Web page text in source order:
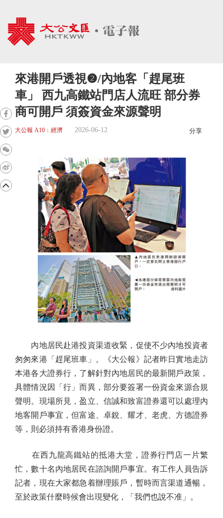
來港開戶透視❷/內地客「趕尾班
車」 西九高鐵站門店人流旺 部分券
商可開戶 須簽資金來源聲明
大公報 A10：經濟 2026-06-12 分享
內地居民赴港投資渠道收緊，促使不少內地投資者
匆匆來港「趕尾班車」。《大公報》記者昨日實地走訪
本港各大證券行，了解針對內地居民的最新開戶政策，
具體情況因「行」而異，部分要簽署一份資金來源合規
聲明。現場所見，盈立、信誠和致富證券還可以處理內
地客開戶事宜，但富途、卓銳、耀才、老虎、方德證券
等，則必須持有香港身份證。
在西九龍高鐵站的抵港大堂，證券行門店一片繁
忙，數十名內地居民在諮詢開戶事宜。有工作人員告訴
記者，現在大家都急着辦理賬戶，暫時而言渠道通暢，
至於政策什麼時候會出現變化，「我們也說不准」。